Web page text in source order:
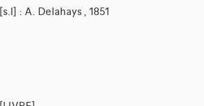
[s.l] : A. Delahays , 1851